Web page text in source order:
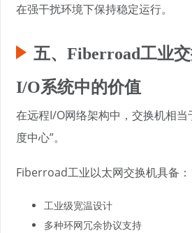
在强干扰环境下保持稳定运行。
五、Fiberroad工业
I/O系统中的价值
在远程I/O网络架构中，交换机相当
度中心”。
Fiberroad工业以太网交换机具备：
工业级宽温设计
多种环网冗余协议支持